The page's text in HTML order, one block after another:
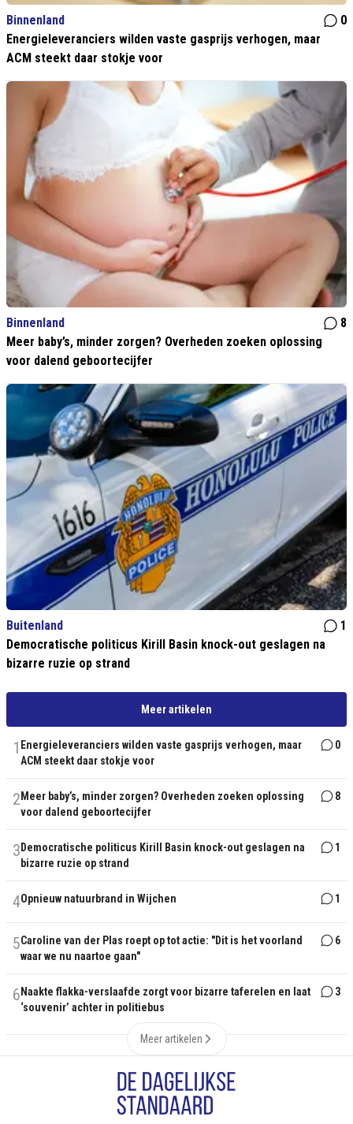
Binnenland
0
Energieleveranciers wilden vaste gasprijs verhogen, maar
ACM steekt daar stokje voor
Binnenland
8
Meer baby’s, minder zorgen? Overheden zoeken oplossing
voor dalend geboortecijfer
Buitenland
1
Democratische politicus Kirill Basin knock-out geslagen na
bizarre ruzie op strand
Meer artikelen
1 Energieleveranciers wilden vaste gasprijs verhogen, maar
ACM steekt daar stokje voor
0
2 Meer baby’s, minder zorgen? Overheden zoeken oplossing
voor dalend geboortecijfer
8
3 Democratische politicus Kirill Basin knock-out geslagen na
bizarre ruzie op strand
1
4Opnieuw natuurbrand in Wijchen 1
5Caroline van der Plas roept op tot actie: "Dit is het voorland
waar we nu naartoe gaan"
6
6 Naakte flakka-verslaafde zorgt voor bizarre taferelen en laat
‘souvenir’ achter in politiebus
3
Meer artikelen